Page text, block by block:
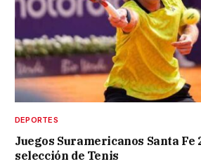
DEPORTES
Juegos Suramericanos Santa Fe
selección de Tenis